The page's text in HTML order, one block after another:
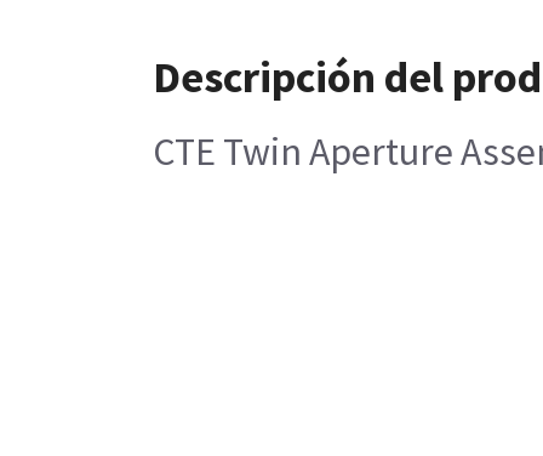
Descripción del
CTE Twin Aperture